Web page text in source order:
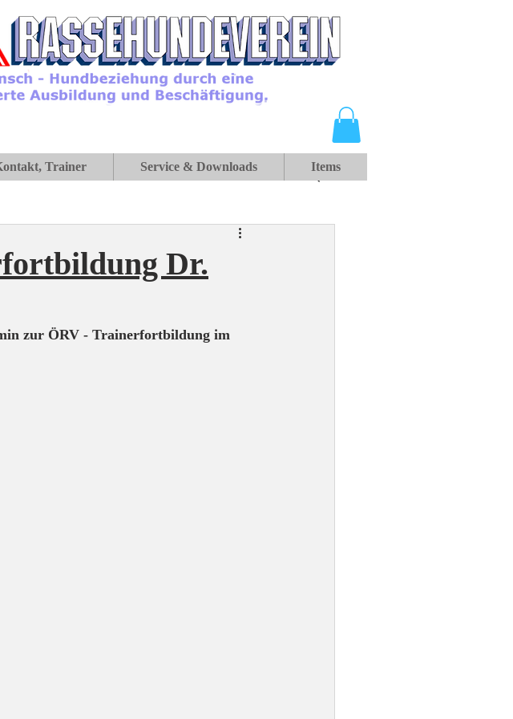
Dr.
zur ÖRV - Trainerfortbildung im
Trainer Service & Downloads Items